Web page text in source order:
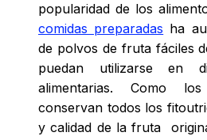
popularidad de los
comidas preparadas ha
de polvos de fruta fáciles
puedan utilizarse en
alimentarias. Como
conservan todos los
y calidad de la fruta